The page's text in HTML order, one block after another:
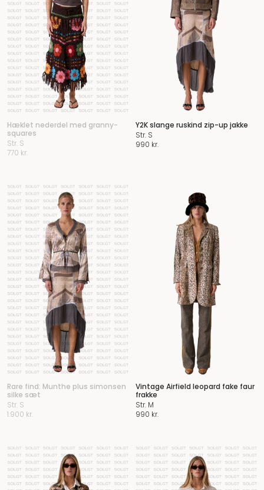
Hæklet nederdel med granny-
squares
Str. S
770 kr.
Y2K slange ruskind zip-up jakke
Str. S
990 kr.
Rare find: Munthe plus simonsen
silke sæt
Str. S
1.900 kr.
Vintage Airfield leopard fake faur
frakke
Str. M
990 kr.